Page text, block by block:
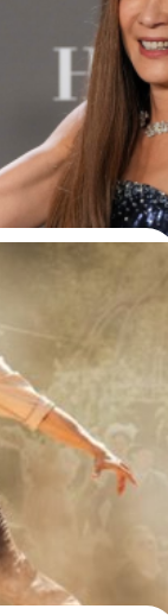
All at
ล้วคงทราบ
สดงของ มิเชล
กการเข้าชิงรางวัล
ก็เป็นการการันตี
มายสำคัญในชีวิต
ฉบับยอดเยี่ยม
ยม แต่ไม่สามารถ
อังกฤษได้ ในงาน